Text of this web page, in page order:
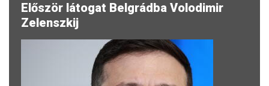
Először látogat Belgrádba Volodimir
Zelenszkij